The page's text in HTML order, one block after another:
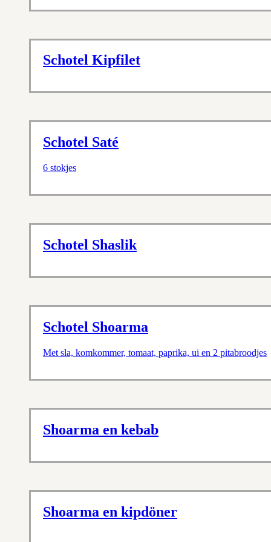
Schotel Kipfilet
Schotel Saté
6 stokjes
Schotel Shaslik
Schotel Shoarma
Met sla, komkommer, tomaat, paprika, ui en 2 pitabroodjes
Shoarma en kebab
Shoarma en kipdöner